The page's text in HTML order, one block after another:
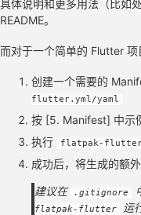
具体说明和更多用法（比如
README。
而对于一个简单的 Flutter 项
创建一个需要的
flutter.yml/yaml
按 [5. Manifest] 中示
执行
flatpak-
成功后，将生成的额
建议在 .gitignore
flatpak-flutter
运